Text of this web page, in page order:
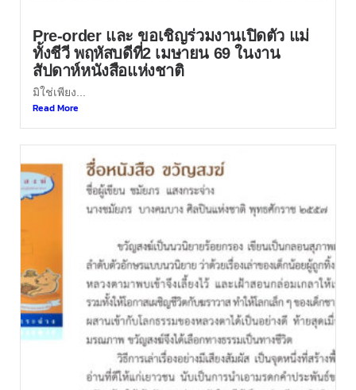
Pre-order และ ขอเชิญร่วมงานเปิดตัว แม่
ทั้งชีวี พฤหัสบดีที่2 เมษายน 69 ในงาน
สัปดาห์หนังสือแห่งชาติ
มิใช่เพียง...
Read More